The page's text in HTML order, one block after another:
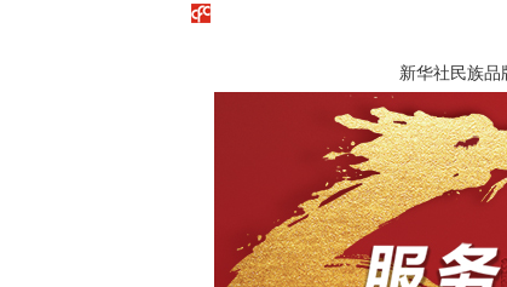
新华社民族